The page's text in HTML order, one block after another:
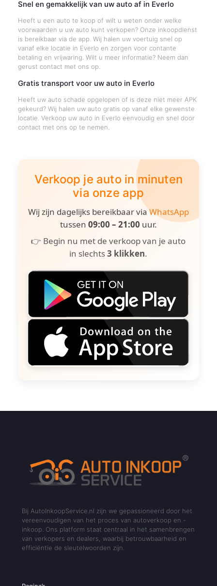
Snel en gemakkelijk van uw auto af in Everlo
Heeft u een auto te koop of wilt u weten onder welke
voorwaarden u uw auto kunt verkopen? Onze inkoopdienst
is bereikbaar via de app. Wij halen uw voertuig snel op
vanaf elke locatie in Everlo en zorgen voor contante
betaling en vrijwaring. Wilt u meer informatie? Neem dan
gerust contact met ons op.
Gratis transport voor uw auto in Everlo
Heeft uw auto schade opgelopen of is deze niet meer APK
gekeurd? Wij halen uw auto gratis op vanaf elke gewenste
locatie. Verkoop uw auto in Everlo eenvoudig en snel door
contact met ons op te nemen.
Verkoop je auto in minuten
via onze app
Wij zijn dagelijks bereikbaar viaWhatsApp
tussen 09:00 – 21:00 uur.
👉 Begin nu met de verkoop van je auto
in slechts3 klikken.
Bij AutoInkoopService.nl zijn we gepassioneerd door het
vereenvoudigen van het proces van autoverkoop en -
inkoop. Ons platform staat centraal in het samenbrengen
van verkopers en dealers, waarbij betrouwbaarheid en
efficiëntie de sleutelwoorden zijn.